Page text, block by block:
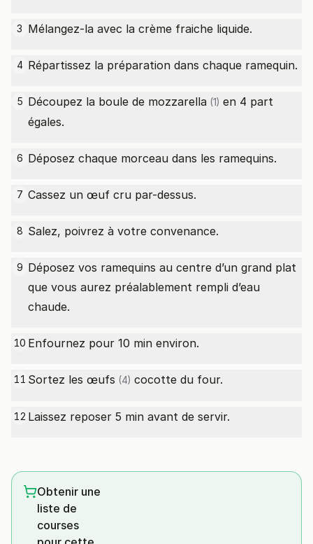
3 Mélangez-la avec la crème fraiche liquide.
4 Répartissez la préparation dans chaque ramequin.
5 Découpez la boule de mozzarella (1) en 4 part
égales.
6 Déposez chaque morceau dans les ramequins.
7 Cassez un œuf cru par-dessus.
8 Salez, poivrez à votre convenance.
9 Déposez vos ramequins au centre d’un grand plat
que vous aurez préalablement rempli d’eau
chaude.
10 Enfournez pour 10 min environ.
11 Sortez les œufs (4) cocotte du four.
12 Laissez reposer 5 min avant de servir.
Obtenir une
liste de
courses